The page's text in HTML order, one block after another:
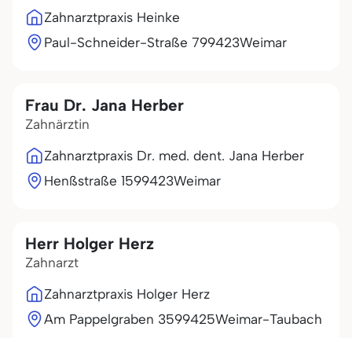
Zahnarztpraxis Heinke
Paul-Schneider-Straße 799423Weimar
Frau Dr. Jana Herber
Zahnärztin
Zahnarztpraxis Dr. med. dent. Jana Herber
Henßstraße 1599423Weimar
Herr Holger Herz
Zahnarzt
Zahnarztpraxis Holger Herz
Am Pappelgraben 3599425Weimar-Taubach